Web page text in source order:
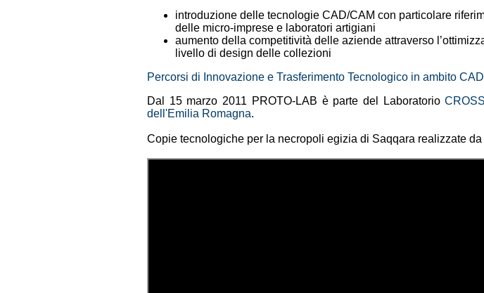
introduzione delle tecnologie CAD/CAM con particolare
delle micro-imprese e laboratori artigiani
aumento della competitività delle aziende attraverso
livello di design delle collezioni
Percorsi di Innovazione e Trasferimento Tecnologico in ambito
Dal 15 marzo 2011 PROTO-LAB è parte del Laboratorio
dell'Emilia Romagna.
Copie tecnologiche per la necropoli egizia di Saqqara realizzate